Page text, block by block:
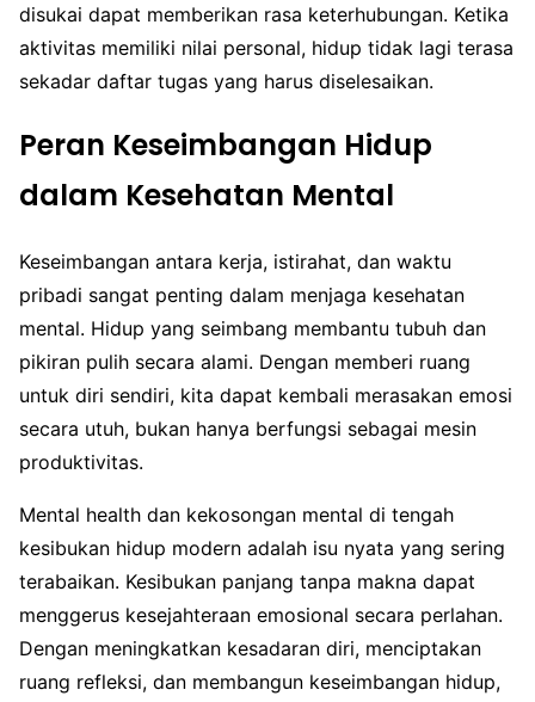
disukai dapat memberikan rasa keterhubungan. Ketika
aktivitas memiliki nilai personal, hidup tidak lagi terasa
sekadar daftar tugas yang harus diselesaikan.
Peran Keseimbangan Hidup
dalam Kesehatan Mental
Keseimbangan antara kerja, istirahat, dan waktu
pribadi sangat penting dalam menjaga kesehatan
mental. Hidup yang seimbang membantu tubuh dan
pikiran pulih secara alami. Dengan memberi ruang
untuk diri sendiri, kita dapat kembali merasakan emosi
secara utuh, bukan hanya berfungsi sebagai mesin
produktivitas.
Mental health dan kekosongan mental di tengah
kesibukan hidup modern adalah isu nyata yang sering
terabaikan. Kesibukan panjang tanpa makna dapat
menggerus kesejahteraan emosional secara perlahan.
Dengan meningkatkan kesadaran diri, menciptakan
ruang refleksi, dan membangun keseimbangan hidup,